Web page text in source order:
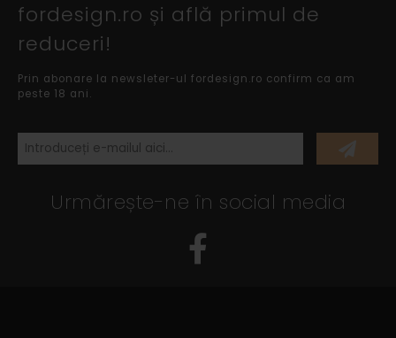
fordesign.ro și află primul de
reduceri!
Prin abonare la newsleter-ul fordesign.ro confirm ca am
peste 18 ani.
Urmărește-ne în social media